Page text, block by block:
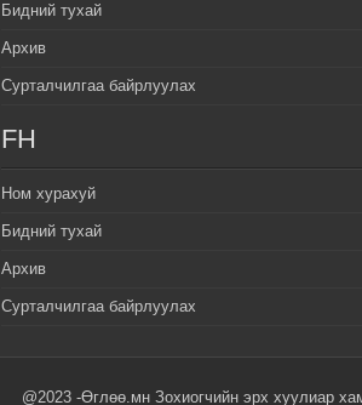
Бидний тухай
Архив
Сурталчилгаа байрлуулах
FH
Ном хурахуй
Бидний тухай
Архив
Сурталчилгаа байрлуулах
@2023 -Өглөө.мн Зохиогчийн эрх хуулиар